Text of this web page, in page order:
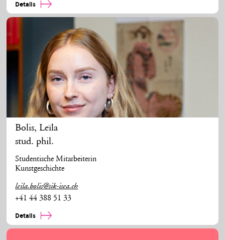
Details
Bolis,Leïla
stud. phil.
Studentische Mitarbeiterin
Kunstgeschichte
leila.bolis@sik-isea.ch
+41 44 388 51 33
Details